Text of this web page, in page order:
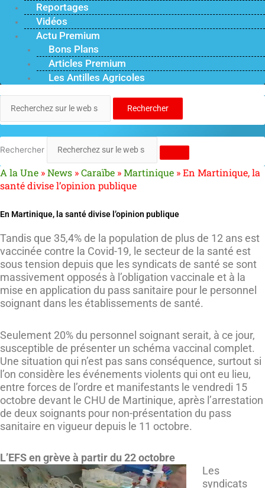
Reportages
Vidéos
Actu Premium
Bons Plans
Articles Premium
Les Antilles Agricoles
Rechercher
Rechercher
A la Une »News »Caraïbe »Martinique »En Martinique, la
santé divise l’opinion publique
En Martinique, la santé divise l’opinion publique
Tandis que 35,4% de la population de plus de 12 ans est
vaccinée contre la Covid-19, le secteur de la santé est
sous tension depuis que les syndicats de santé se sont
massivement opposés à l’obligation vaccinale et à la
mise en application du pass sanitaire pour le personnel
soignant dans les établissements de santé.
Seulement 20% du personnel soignant serait, à ce jour,
susceptible de présenter un schéma vaccinal complet.
Une situation qui n’est pas sans conséquence, surtout si
l’on considère les événements violents qui ont eu lieu,
entre forces de l’ordre et manifestants le vendredi 15
octobre devant le CHU de Martinique, après l’arrestation
de deux soignants pour non-présentation du pass
sanitaire en vigueur depuis le 11 octobre.
L’EFS en grève à partir du 22 octobre
Les
syndicats